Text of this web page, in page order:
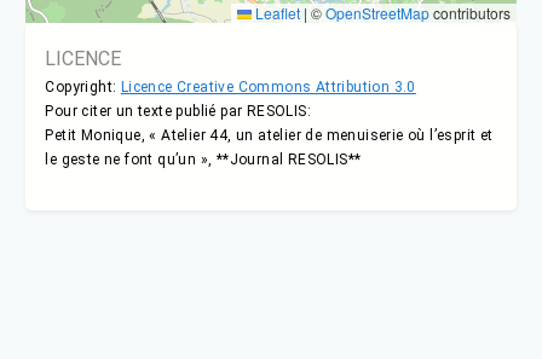
Leaflet | ©OpenStreetMapcontributors
LICENCE
Copyright: Licence Creative Commons Attribution 3.0
Pour citer un texte publié par RESOLIS:
Petit Monique, « Atelier 44, un atelier de menuiserie où l’esprit et
le geste ne font qu’un », **Journal RESOLIS**